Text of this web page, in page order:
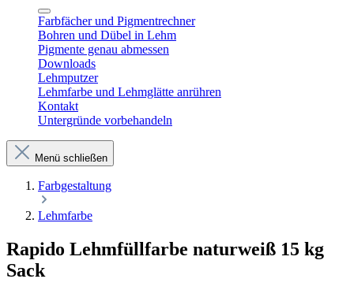
Farbfächer und Pigmentrechner
Bohren und Dübel in Lehm​
Pigmente genau abmessen
Downloads
Lehmputzer
Lehmfarbe und Lehmglätte anrühren
Kontakt
Untergründe vorbehandeln
Menü schließen
Farbgestaltung
Lehmfarbe
Rapido Lehmfüllfarbe naturweiß 15 kg
Sack